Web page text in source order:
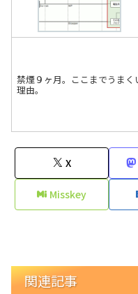
禁煙９ヶ月。ここまでうまく
理由。
X
Misskey
関連記事